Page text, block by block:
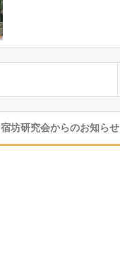
宿坊研究会からのお知らせ